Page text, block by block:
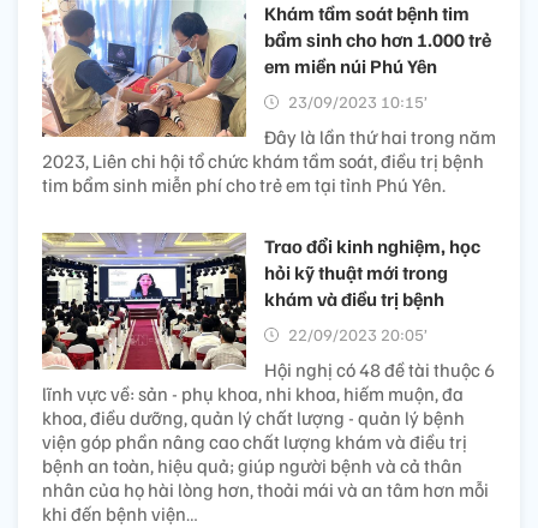
Khám tầm soát bệnh tim
bẩm sinh cho hơn 1.000 trẻ
em miền núi Phú Yên
23/09/2023 10:15’
Đây là lần thứ hai trong năm
2023, Liên chi hội tổ chức khám tầm soát, điều trị bệnh
tim bẩm sinh miễn phí cho trẻ em tại tỉnh Phú Yên.
Trao đổi kinh nghiệm, học
hỏi kỹ thuật mới trong
khám và điều trị bệnh
22/09/2023 20:05’
Hội nghị có 48 đề tài thuộc 6
lĩnh vực về: sản - phụ khoa, nhi khoa, hiếm muộn, đa
khoa, điều dưỡng, quản lý chất lượng - quản lý bệnh
viện góp phần nâng cao chất lượng khám và điều trị
bệnh an toàn, hiệu quả; giúp người bệnh và cả thân
nhân của họ hài lòng hơn, thoải mái và an tâm hơn mỗi
khi đến bệnh viện…